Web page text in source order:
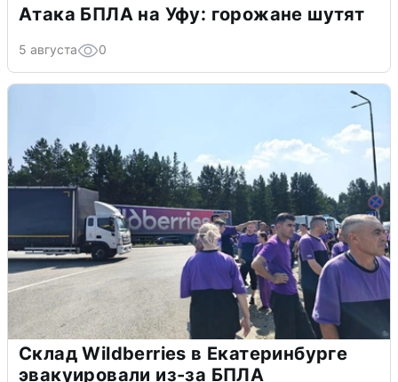
Атака БПЛА на Уфу: горожане шутят
5 августа 0
Склад Wildberries в Екатеринбурге
эвакуировали из-за БПЛА